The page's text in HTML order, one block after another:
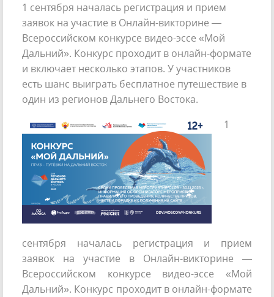
1 сентября началась регистрация и прием
заявок на участие в Онлайн-викторине —
Всероссийском конкурсе видео-эссе «Мой
Дальний». Конкурс проходит в онлайн-формате
и включает несколько этапов. У участников
есть шанс выиграть бесплатное путешествие в
один из регионов Дальнего Востока.
1
сентября началась регистрация и прием
заявок на участие в Онлайн-викторине —
Всероссийском конкурсе видео-эссе «Мой
Дальний». Конкурс проходит в онлайн-формате